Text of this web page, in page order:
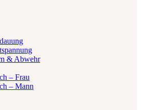
& Abwehr
– Frau
– Mann